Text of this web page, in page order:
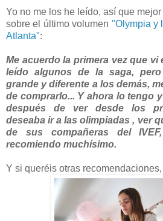
Yo no me los he leído, así que
sobre el último volumen "Olympia y
Atlanta":
Me acuerdo la primera vez que vi
leído algunos de la saga,
grande y diferente a los demás,
de comprarlo... Y ahora lo tengo
después de ver desde los
deseaba ir a las olimpiadas , ver
de sus compañeras del
recomiendo muchísimo.
Y si queréis otras